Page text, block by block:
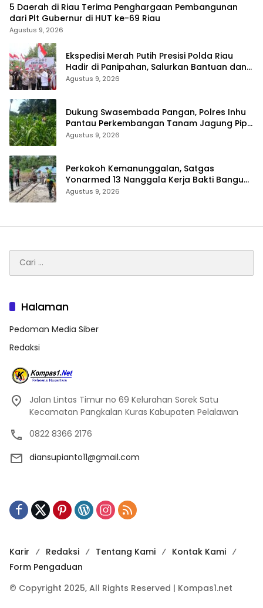
5 Daerah di Riau Terima Penghargaan Pembangunan
dari Plt Gubernur di HUT ke-69 Riau
Agustus 9, 2026
Ekspedisi Merah Putih Presisi Polda Riau
Hadir di Panipahan, Salurkan Bantuan dan
Layanan Kesehatan
Agustus 9, 2026
Dukung Swasembada Pangan, Polres Inhu
Pantau Perkembangan Tanam Jagung Pipil
Agustus 9, 2026
Perkokoh Kemanunggalan, Satgas
Yonarmed 13 Nanggala Kerja Bakti Bangun
Masjid Al-Hikmah di Kapuas Hulu
Agustus 9, 2026
untuk:
Halaman
Pedoman Media Siber
Redaksi
Jalan Lintas Timur no 69 Kelurahan Sorek Satu
Kecamatan Pangkalan Kuras Kabupaten Pelalawan
0822 8366 2176
diansupianto11@gmail.com
Karir Redaksi Tentang Kami
Kontak Kami
Form Pengaduan
© Copyright 2025, All Rights Reserved | Kompas1.net